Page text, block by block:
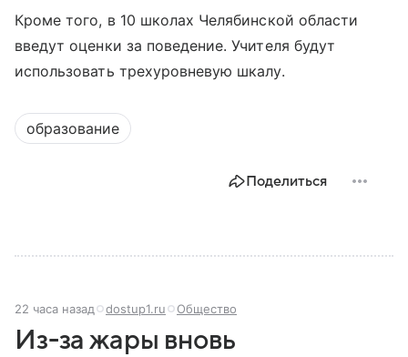
Кроме того, в 10 школах Челябинской области
введут оценки за поведение. Учителя будут
использовать трехуровневую шкалу.
образование
Поделиться
22 часа назад dostup1.ru Общество
Из-за жары вновь